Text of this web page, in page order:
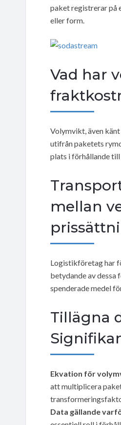
paket registrerar på
eller form.
Vad har
Volymvikt, även
utifrån paketets
plats i förhållande
mellan
Logistikföretag har
betydande av
spenderade medel
Tillägna
Ekvation för
att multiplicera
Data gällande